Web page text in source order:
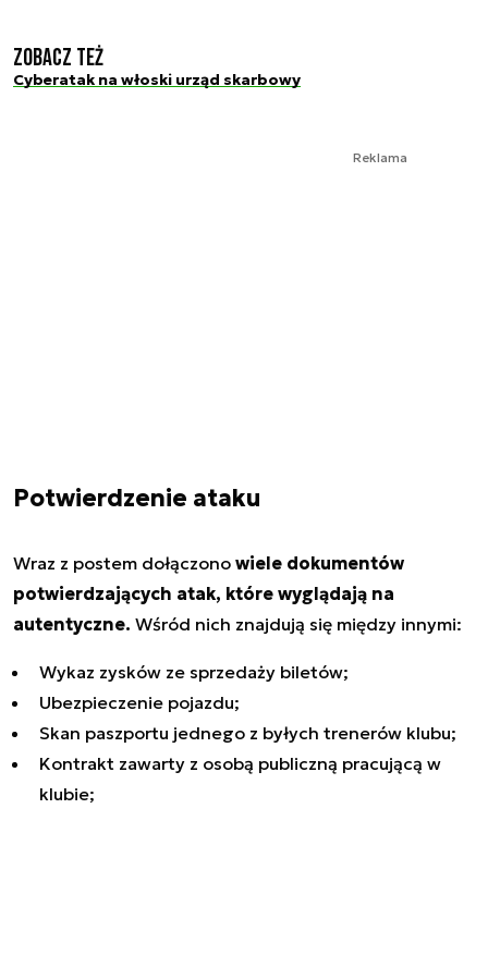
Zobacz też
Cyberatak na włoski urząd skarbowy
Reklama
Potwierdzenie ataku
Wraz z postem dołączono wiele dokumentów
potwierdzających atak, które wyglądają na
autentyczne. Wśród nich znajdują się między innymi:
Wykaz zysków ze sprzedaży biletów;
Ubezpieczenie pojazdu;
Skan paszportu jednego z byłych trenerów klubu;
Kontrakt zawarty z osobą publiczną pracującą w
klubie;